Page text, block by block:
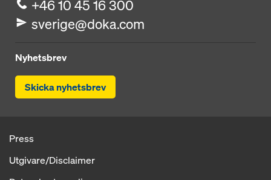
+46 10 45 16 300
sverige@doka.com
Nyhetsbrev
Skicka nyhetsbrev
Press
Utgivare/Disclaimer